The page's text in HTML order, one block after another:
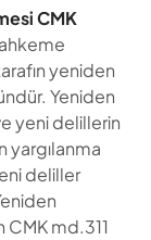
CMK
yeniden
Yeniden
yeni delillerin
yargılanma
deliller
CMK md.311